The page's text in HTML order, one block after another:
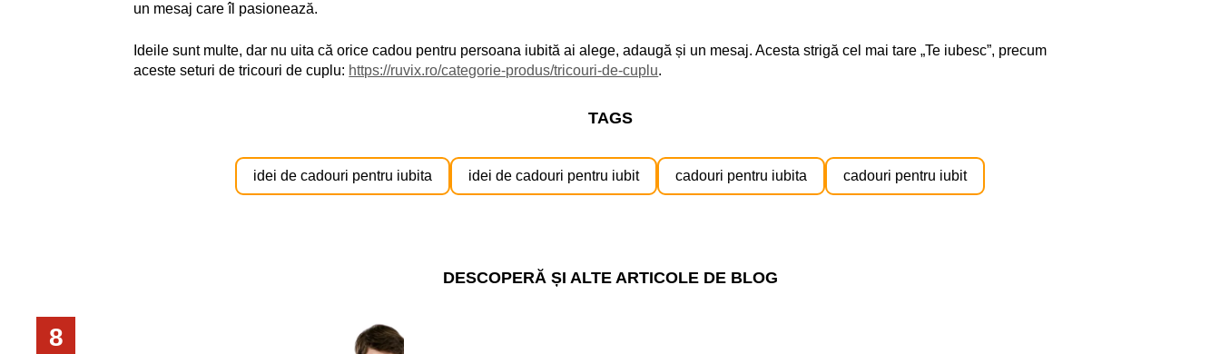
un mesaj care îl pasionează.
Ideile sunt multe, dar nu uita că orice cadou pentru persoana iubită ai alege, adaugă și un mesaj. Acesta strigă cel mai tare „Te iubesc”, precum
aceste seturi de tricouri de cuplu: https://ruvix.ro/categorie-produs/tricouri-de-cuplu.
TAGS
idei de cadouri pentru iubita idei de cadouri pentru iubit cadouri pentru iubita cadouri pentru iubit
DESCOPERĂ ȘI ALTE ARTICOLE DE BLOG
8